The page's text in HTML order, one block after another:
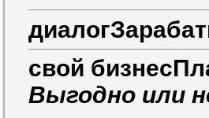
диалог
свой бизнес
Выгодно или